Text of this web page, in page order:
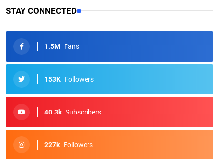
STAY CONNECTED
1.5M Fans
153K Followers
40.3k Subscribers
227k Followers